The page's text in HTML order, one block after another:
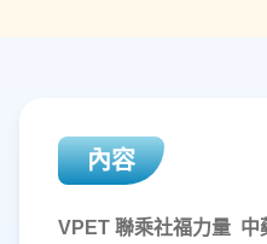
內容
VPET 聯乘社福力量 中